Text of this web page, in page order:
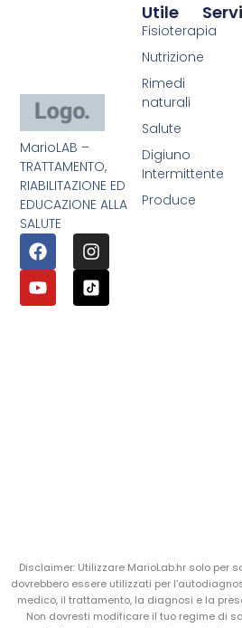
MarioLAB –
TRATTAMENTO,
RIABILITAZIONE ED
EDUCAZIONE ALLA
SALUTE
Utile
Fisioterapia
Nutrizione
Rimedi
naturali
Salute
Digiuno
Intermittente
Produce
Disclaimer: Utilizzare MarioLab.hr solo per
dovrebbero essere utilizzati per
medico, il trattamento, la diagnosi e la
Non dovresti modificare il tuo regime di